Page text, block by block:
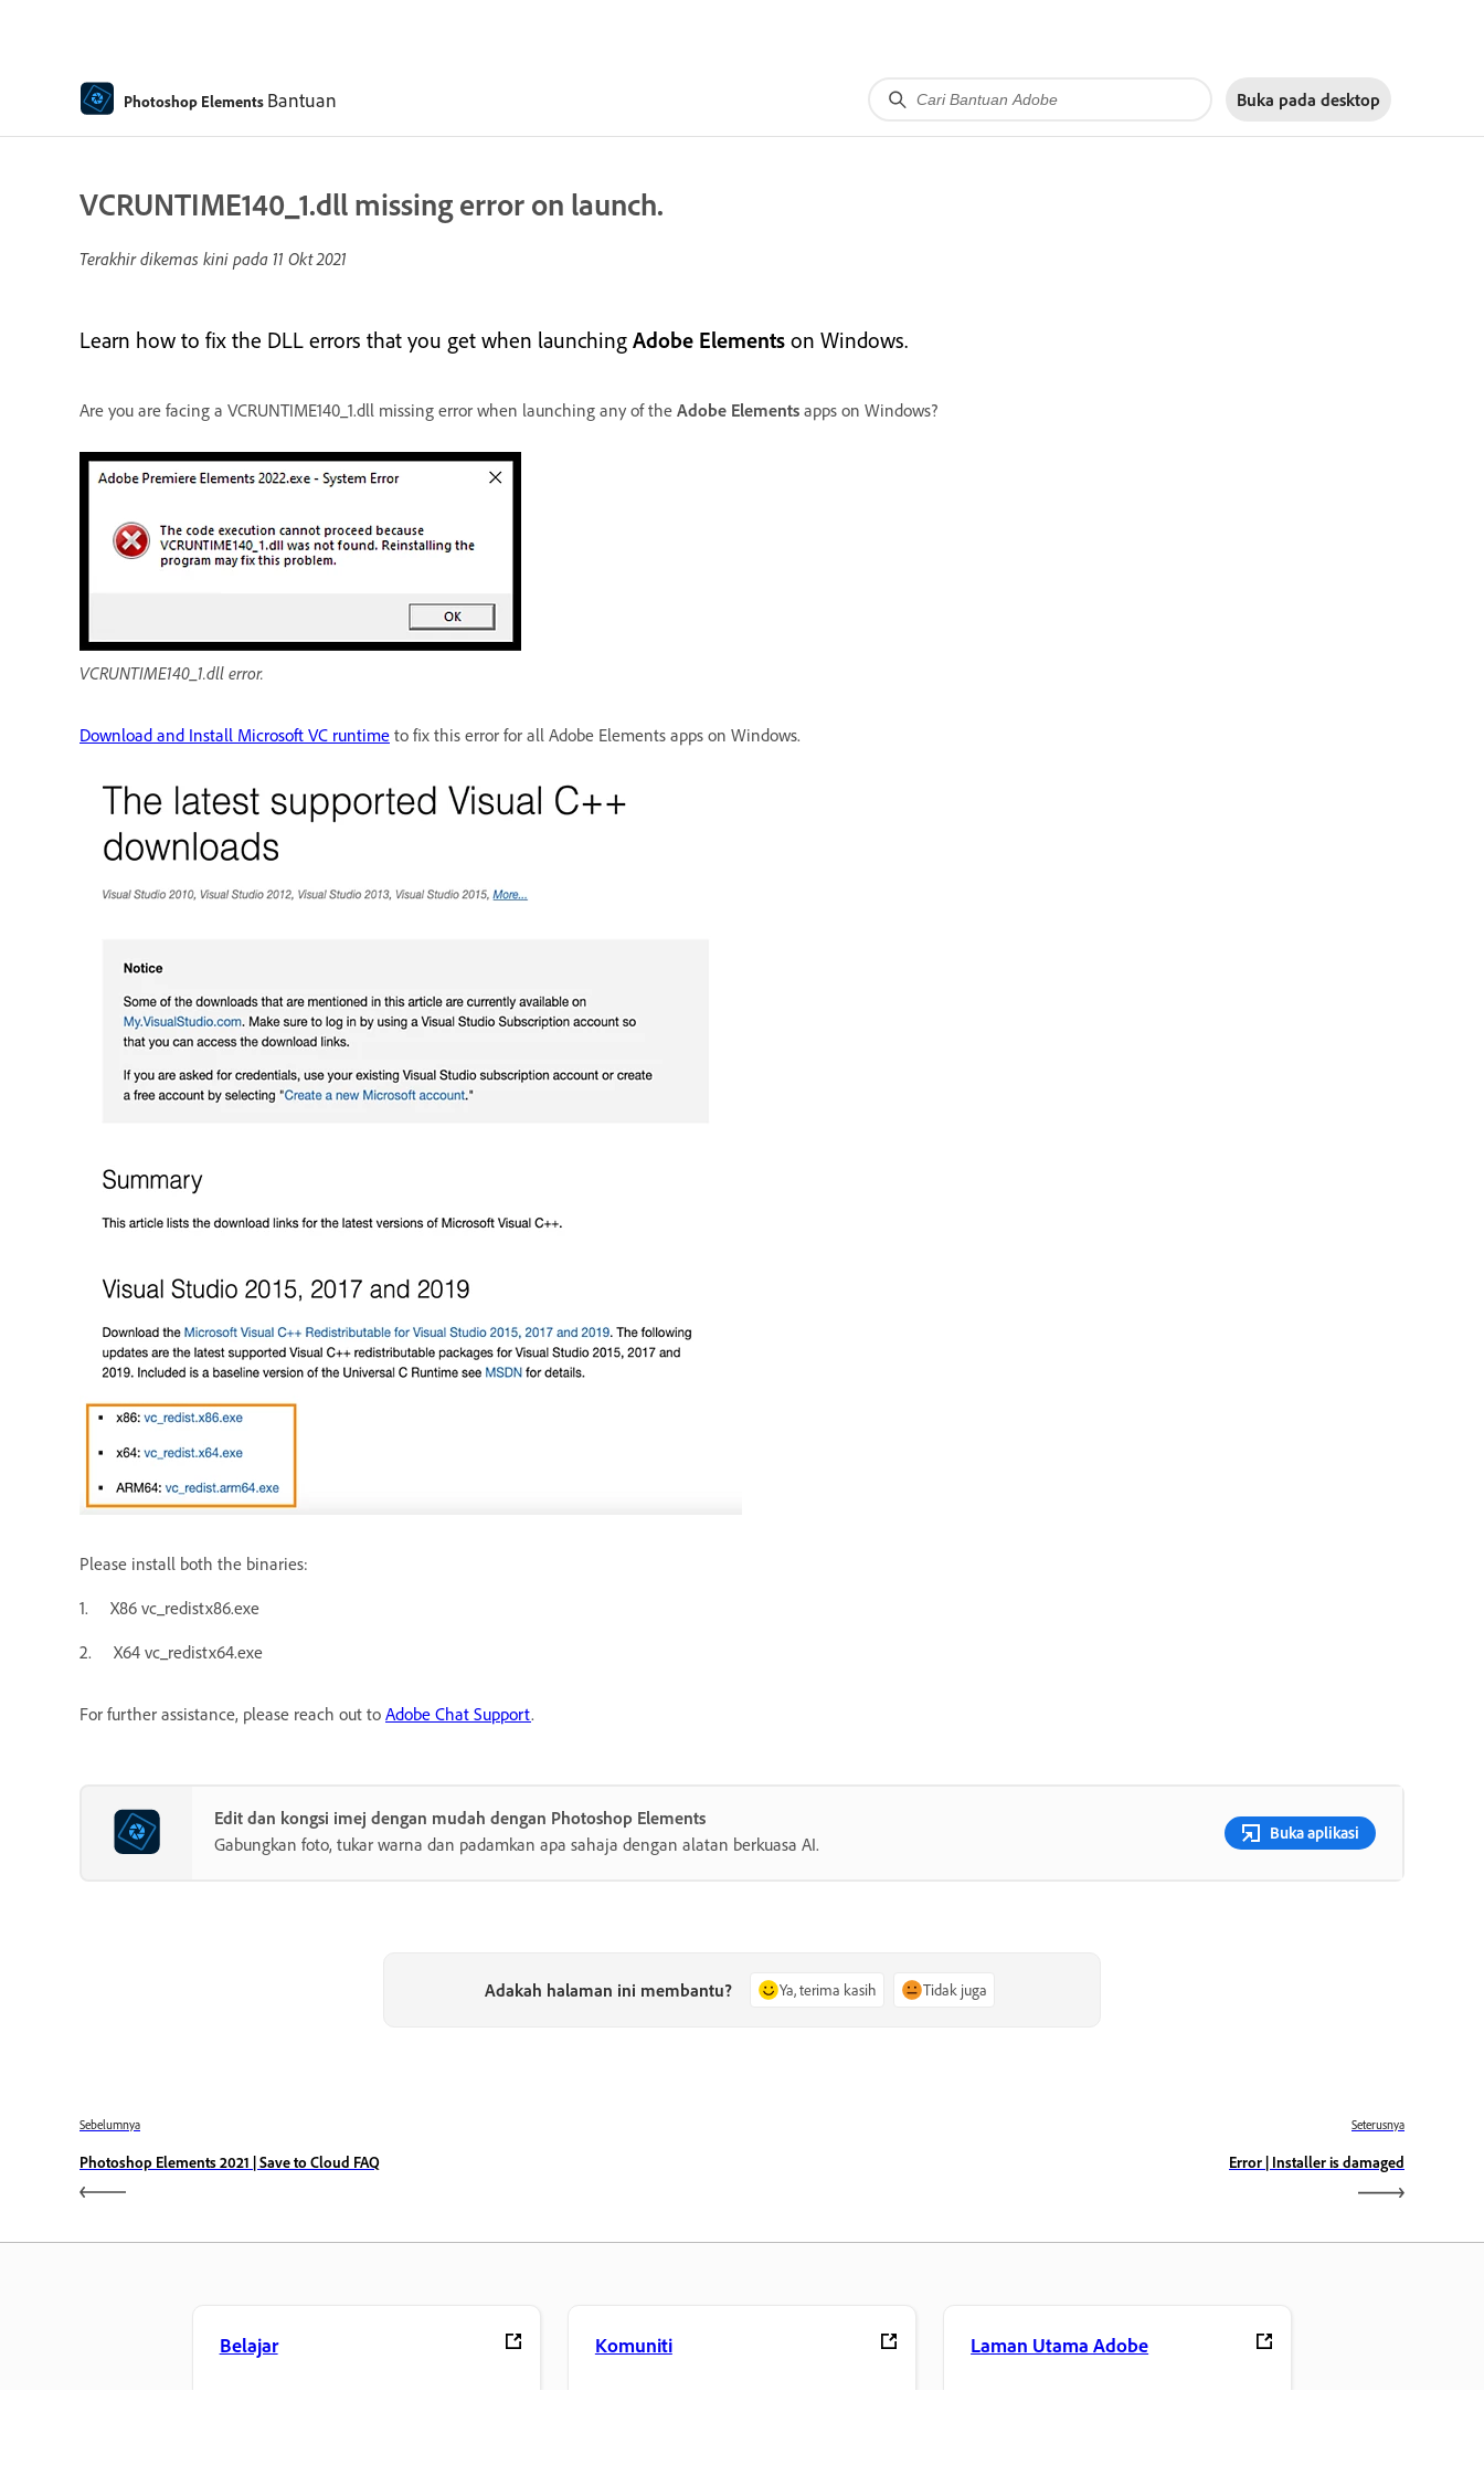
Photoshop Elements Bantuan Buka pada desktop
VCRUNTIME140_1.dll missing error on launch.
Terakhir dikemas kini pada 11 Okt 2021
Learn how to fix the DLL errors that you get when launching Adobe Elements on Windows.
Are you are facing a VCRUNTIME140_1.dll missing error when launching any of the Adobe Elements apps on Windows?
VCRUNTIME140_1.dll error.
Download and Install Microsoft VC runtime to fix this error for all Adobe Elements apps on Windows.
Please install both the binaries:
1. X86 vc_redistx86.exe
2. X64 vc_redistx64.exe
For further assistance, please reach out to Adobe Chat Support.
Edit dan kongsi imej dengan mudah dengan Photoshop Elements
Gabungkan foto, tukar warna dan padamkan apa sahaja dengan alatan berkuasa AI.
Buka aplikasi
Adakah halaman ini membantu? Ya, terima kasih Tidak juga
Sebelumnya
Photoshop Elements 2021 | Save to Cloud FAQ
Seterusnya
Error | Installer is damaged
Belajar Komuniti Laman Utama Adobe